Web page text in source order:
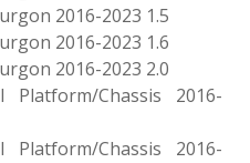
2016-2023 1.5
2016-2023 1.6
2016-2023 2.0
Platform/Chassis 2016-
Platform/Chassis 2016-